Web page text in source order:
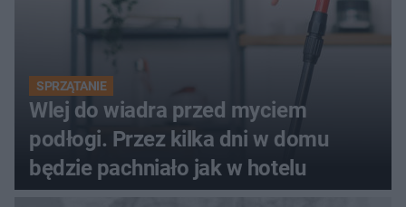
SPRZĄTANIE
Wlej do wiadra przed myciem
podłogi. Przez kilka dni w domu
będzie pachniało jak w hotelu